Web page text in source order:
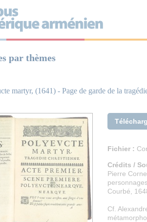
par thèmes
martyr, (1641) - Page de garde de la
Fichier :
Crédits /
Pierre
Courbé,
Cf.